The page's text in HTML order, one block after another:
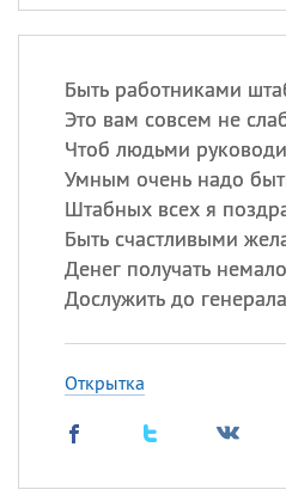
Быть работниками
Это вам совсем не
Чтоб людьми
Умным очень надо
Штабных всех я
Быть счастливыми
Денег получать
Дослужить до
Открытка